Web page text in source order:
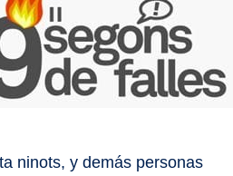
ninots, y demás personas